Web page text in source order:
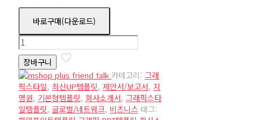
바로구매(다운로드)
gp-
h-
b0003
수
량
장바구니
카테고리: 그래
픽스타일, 최신UP템플릿, 제안서/보고서, 지
명원, 기본형템플릿, 회사소개서, 그래픽스타
일템플릿, 글로벌/네트워크, 비즈니스 태그: